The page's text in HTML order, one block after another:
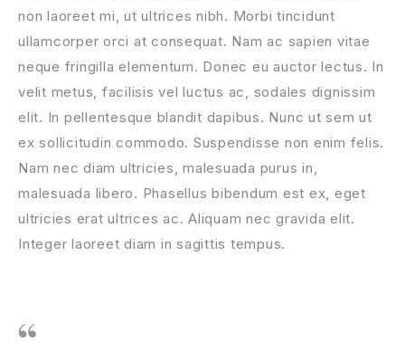
non laoreet mi, ut ultrices nibh. Morbi tincidunt
ullamcorper orci at consequat. Nam ac sapien vitae
neque fringilla elementum. Donec eu auctor lectus. In
velit metus, facilisis vel luctus ac, sodales dignissim
elit. In pellentesque blandit dapibus. Nunc ut sem ut
ex sollicitudin commodo. Suspendisse non enim felis.
Nam nec diam ultricies, malesuada purus in,
malesuada libero. Phasellus bibendum est ex, eget
ultricies erat ultrices ac. Aliquam nec gravida elit.
Integer laoreet diam in sagittis tempus.